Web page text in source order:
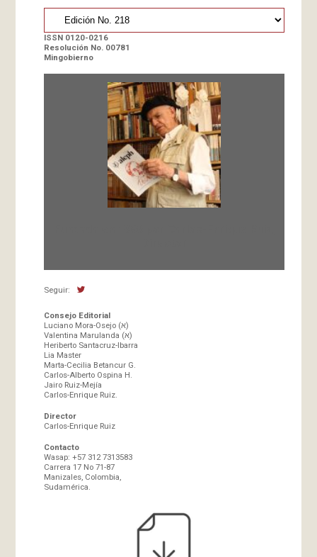
ISSN 0120-0216
Resolución No. 00781
Mingobierno
Seguir:
Consejo Editorial
Luciano Mora-Osejo (א)
Valentina Marulanda (א)
Heriberto Santacruz-Ibarra
Lia Master
Marta-Cecilia Betancur G.
Carlos-Alberto Ospina H.
Jairo Ruiz-Mejía
Carlos-Enrique Ruiz.
Director
Carlos-Enrique Ruiz
Contacto
Wasap: +57 312 7313583
Carrera 17 No 71-87
Manizales, Colombia,
Sudamérica.